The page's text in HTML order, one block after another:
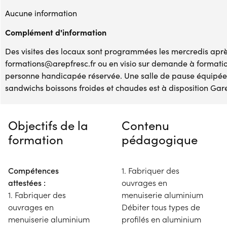
Aucune information
Complément d'information
Des visites des locaux sont programmées les mercredis
formations@arepfresc.fr ou en visio sur demande à
personne handicapée réservée. Une salle de pause
sandwichs boissons froides et chaudes est à disposition
Objectifs de la
formation
Compétences
attestées :
1. Fabriquer des
ouvrages en
menuiserie aluminium
Contenu
pédagogique
1. Fabriquer des
ouvrages en
menuiserie aluminium
Débiter tous types de
profilés en aluminium